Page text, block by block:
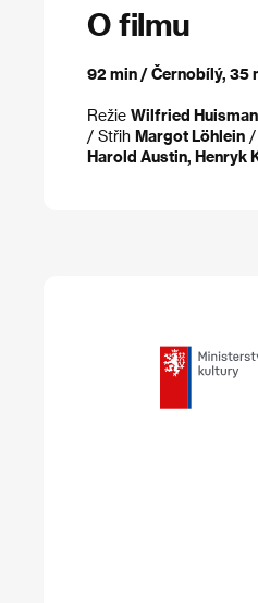
O filmu
92 min / Černobílý, 35
Režie Wilfried
/ Střih Margot Löhlein /
Harold Austin, Henryk